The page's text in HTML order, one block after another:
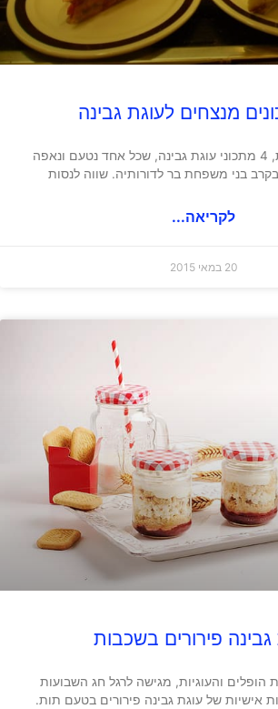
לכבוד חג השבועות, 4 מתכוני עוגת גבינה, שכל אחד נטעם ונאפה
בני משפחת בר לדורותיה. שווה לנסות
לקריאה...
20 במאי 2015
גבינה פירורים בשכבות
הופלים והעוגיות, מגישה לרגל חג השבועות
אישיות של עוגת גבינה פירורים בטעם תות.